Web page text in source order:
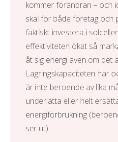
kommer förändran – och
skäl för både företag och
faktiskt investera i
effektiviteten ökat så
åt sig energi även om det
Lagringskapaciteten har
är inte beroende av lika
underlätta eller helt
energiförbrukning
ser ut).